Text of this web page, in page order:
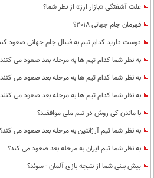
علت آشفتگی «بازار ارز» از نظر شما؟
قهرمان جام جهانی 2018؟
دوست دارید کدام تیم به فینال جام جهانی صعود
به نظر شما کدام تیم ها به مرحله بعد صعود می
به نظر شما کدام تیم ها به مرحله بعد صعود می
به نظر شما کدام تیم ها به مرحله بعد صعود می
با ماندن کی روش در تیم ملی موافقید؟
به نظر شما تیم آرژانتین به مرحله بعد صعود می کند؟
به نظر شما تیم ایران به مرحله بعد صعود می کند؟
پیش بینی شما از نتیجه بازی آلمان - سوئد؟